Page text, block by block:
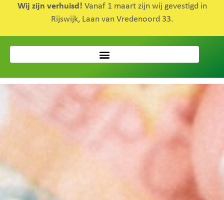
Wij zijn verhuisd! Vanaf 1 maart zijn wij gevestigd in
Rijswijk, Laan van Vredenoord 33.